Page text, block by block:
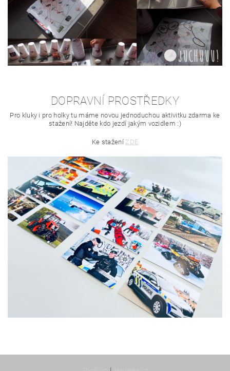
DOPRAVNÍ PROSTŘEDKY
Pro kluky i pro holky tu máme novou jednoduchou aktivitku zdarma ke
stažení! Najděte kdo jezdí jakým vozidlem :)
Ke stažení ZDE